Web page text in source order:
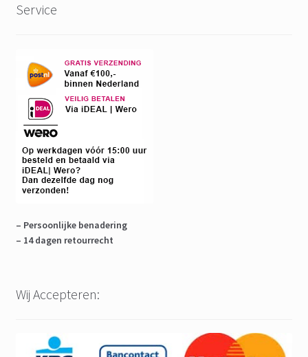
Service
– Persoonlijke benadering
– 14 dagen retourrecht
Wij Accepteren: